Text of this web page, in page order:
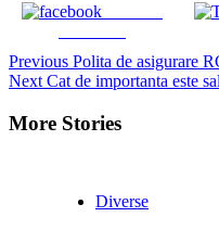
Continue
Reading
Previous Polita de asigurare
Next Cat de importanta este
More Stories
Diverse